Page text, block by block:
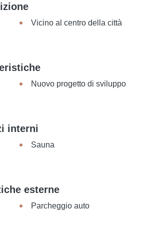
Vicino al centro della città
Nuovo progetto di sviluppo
interni
Sauna
esterne
Parcheggio auto